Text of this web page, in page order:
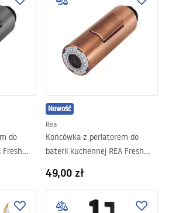
do
Fresh
Nowość
Rea
Końcówka z perlatorem do
baterii kuchennej REA Fresh
49,00 zł